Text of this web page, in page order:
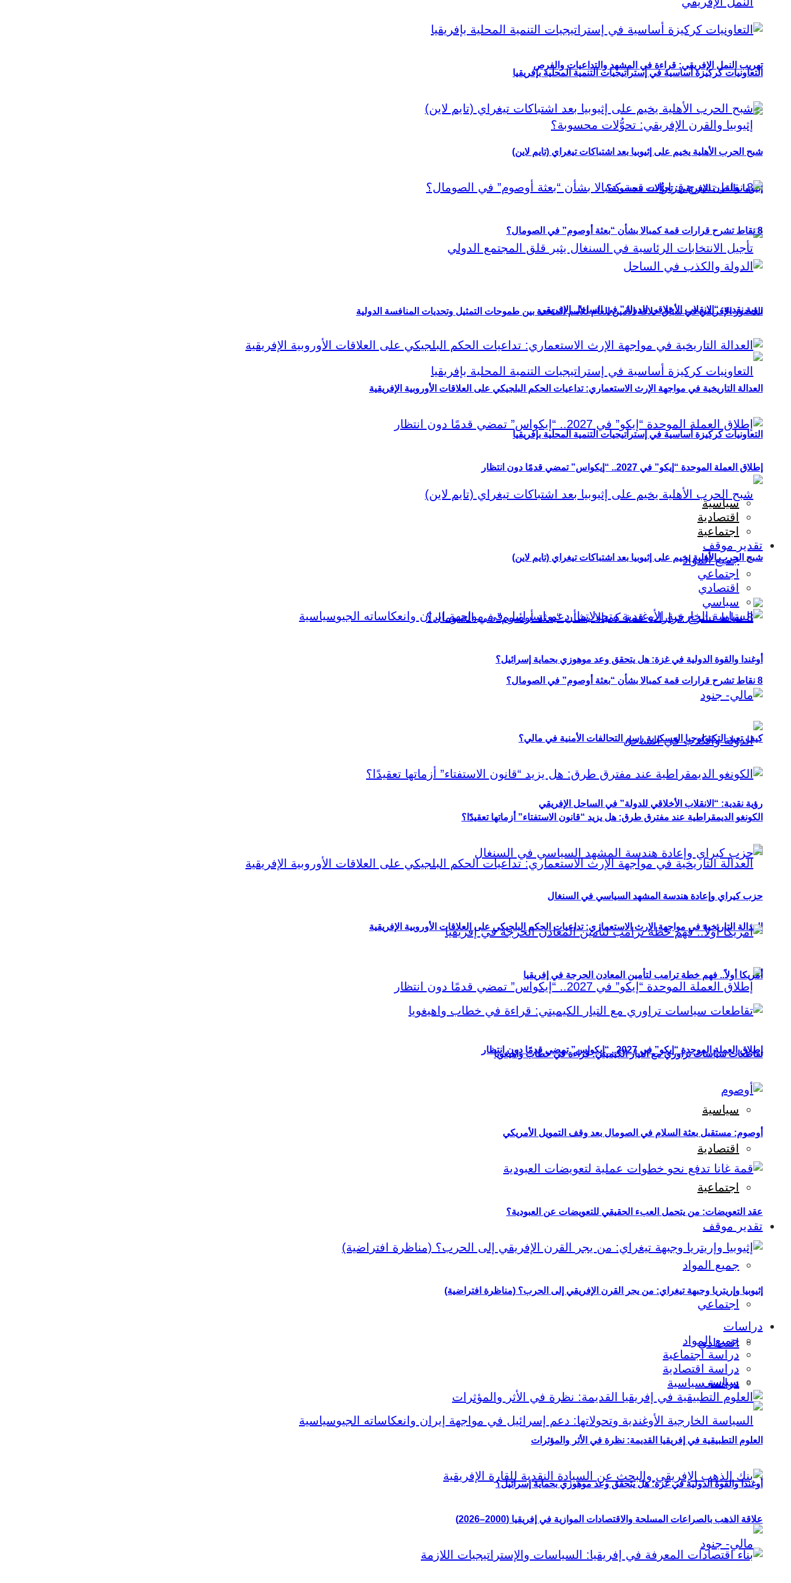
تهريب النمل الإفريقي: قراءة في المشهد والتداعيات والفرص
إثيوبيا والقرن الإفريقي: تحوُّلات محسوبة؟
الحضور الإفريقي في سباق خلافة الأمين العام للأمم المتحدة بين طموحات التمثيل وتحديات المنافسة الدولية
التعاونيات كركيزة أساسية في إستراتيجيات التنمية المحلية بإفريقيا
شبح الحرب الأهلية يخيم على إثيوبيا بعد اشتباكات تيغراي (تايم لاين)
8 نقاط تشرح قرارات قمة كمبالا بشأن “بعثة أوصوم” في الصومال؟
رؤية نقدية: “الانقلاب الأخلاقي للدولة” في الساحل الإفريقي
العدالة التاريخية في مواجهة الإرث الاستعماري: تداعيات الحكم البلجيكي على العلاقات الأوروبية الإفريقية
إطلاق العملة الموحدة “إيكو” في 2027.. “إيكواس” تمضي قدمًا دون انتظار
سياسية
اقتصادية
اجتماعية
تقدير موقف
جميع المواد
اجتماعي
اقتصادي
سياسي
أوغندا والقوة الدولية في غزة: هل يتحقق وعد موهوزي بحماية إسرائيل؟
التعاونيات كركيزة أساسية في إستراتيجيات التنمية المحلية بإفريقيا
شبح الحرب الأهلية يخيم على إثيوبيا بعد اشتباكات تيغراي (تايم لاين)
8 نقاط تشرح قرارات قمة كمبالا بشأن “بعثة أوصوم” في الصومال؟
رؤية نقدية: “الانقلاب الأخلاقي للدولة” في الساحل الإفريقي
العدالة التاريخية في مواجهة الإرث الاستعماري: تداعيات الحكم البلجيكي على العلاقات الأوروبية الإفريقية
إطلاق العملة الموحدة “إيكو” في 2027.. “إيكواس” تمضي قدمًا دون انتظار
سياسية
اقتصادية
اجتماعية
تقدير موقف
جميع المواد
اجتماعي
اقتصادي
سياسي
أوغندا والقوة الدولية في غزة: هل يتحقق وعد موهوزي بحماية إسرائيل؟
كيف تعيد التكنولوجيا العسكرية رسم التحالفات الأمنية في مالي؟
الكونغو الديمقراطية عند مفترق طرق: هل يزيد “قانون الاستفتاء” أزماتها تعقيدًا؟
حزب كيراي وإعادة هندسة المشهد السياسي في السنغال
أمريكا أولاً.. فهم خطة ترامب لتأمين المعادن الحرجة في إفريقيا
تقاطعات سياسات تراوري مع التيار الكيميتي: قراءة في خطاب واهيغويا
أوصوم: مستقبل بعثة السلام في الصومال بعد وقف التمويل الأمريكي
عقد التعويضات: من يتحمل العبء الحقيقي للتعويضات عن العبودية؟
إثيوبيا وإريتريا وجبهة تيغراي: من يجر القرن الإفريقي إلى الحرب؟ (مناظرة افتراضية)
دراسات
جميع المواد
دراسة اجتماعية
دراسة اقتصادية
دراسة سياسية
العلوم التطبيقية في إفريقيا القديمة: نظرة في الأثر والمؤثرات
علاقة الذهب بالصراعات المسلحة والاقتصادات الموازية في إفريقيا (2000–2026)